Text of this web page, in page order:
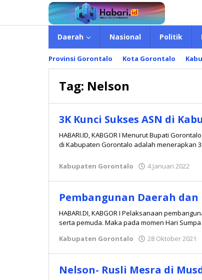
konten
Daerah Nasional Politik
Provinsi Gorontalo Kota Gorontalo
Tag: Nelson
3K Kunci Sukses ASN di
HABARI.ID, KABGOR I Menurut Bupati
di Kabupaten Gorontalo adalah menerapkan
Kabupaten Gorontalo 4 Januari 2022
Pembangunan Daerah
HABARI.DI, KABGOR I Pelaksanaan
serta pemuda. Maka pada momen Hari
Kabupaten Gorontalo
28 Oktober 2021
Nelson- Rusli Mesra di